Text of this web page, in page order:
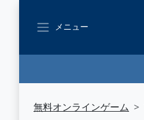
メニュー
無料オンラインゲーム